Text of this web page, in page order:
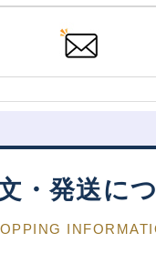
・発送に